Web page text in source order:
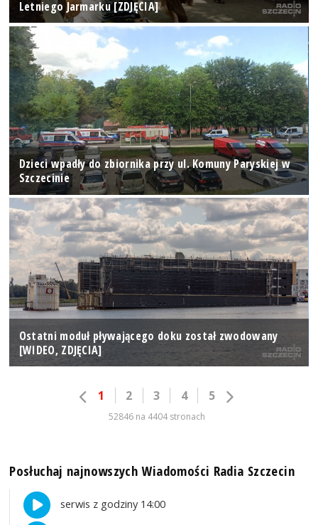
Letniego Jarmarku [ZDJĘCIA]
Dzieci wpadły do zbiornika przy ul. Komuny Paryskiej w
Szczecinie
Ostatni moduł pływającego doku został zwodowany
[WIDEO, ZDJĘCIA]
1 2 3 4 5
52846 na 4404 stronach
Posłuchaj najnowszych Wiadomości Radia Szczecin
serwis z godziny 14:00